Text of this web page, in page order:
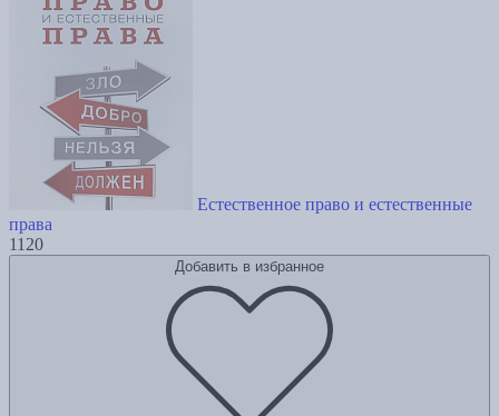
Естественное право и естественные
права
1120
Добавить в избранное